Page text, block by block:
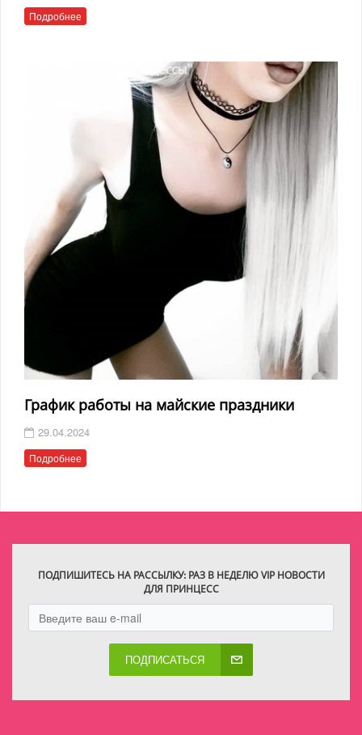
Подробнее
График работы на майские праздники
29.04.2024
Подробнее
ПОДПИШИТЕСЬ НА РАССЫЛКУ: РАЗ В НЕДЕЛЮ VIP НОВОСТИ
ДЛЯ ПРИНЦЕСС
ПОДПИСАТЬСЯ